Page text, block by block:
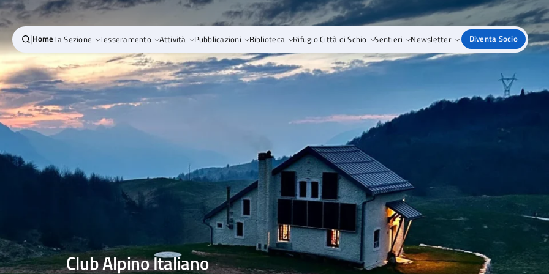
|HomeLa Sezione Tesseramento Attività Pubblicazioni Biblioteca Rifugio Città di Schio Sentieri Newsletter Diventa Socio
Club Alpino Italiano